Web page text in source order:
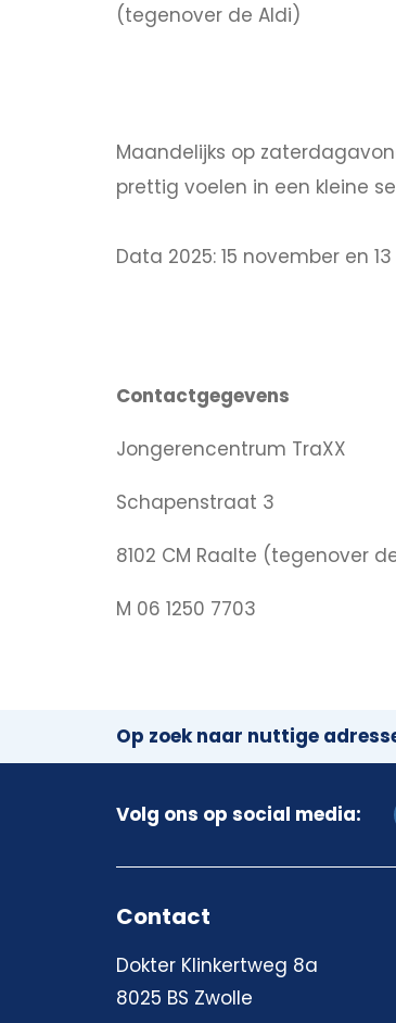
(tegenover de Aldi)
Maandelijks op
prettig voelen in een kleine
Data 2025: 15 november en
Contactgegevens
Jongerencentrum TraXX
Schapenstraat 3
8102 CM Raalte (tegenover
M 06 1250 7703
Op zoek naar nuttige
Volg ons op social media:
Contact
Dokter Klinkertweg 8a
8025 BS Zwolle